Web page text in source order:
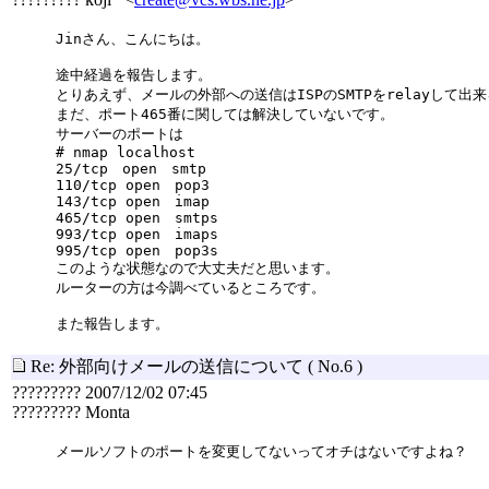
Jinさん、こんにちは。
途中経過を報告します。
とりあえず、メールの外部への送信はISPのSMTPをrelayして出
まだ、ポート465番に関しては解決していないです。
サーバーのポートは
# nmap localhost
25/tcp open smtp
110/tcp open pop3
143/tcp open imap
465/tcp open smtps
993/tcp open imaps
995/tcp open pop3s
このような状態なので大丈夫だと思います。
ルーターの方は今調べているところです。
また報告します。
Re: 外部向けメールの送信について ( No.6 )
????????? 2007/12/02 07:45
????????? Monta
メールソフトのポートを変更してないってオチはないですよね？